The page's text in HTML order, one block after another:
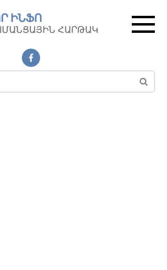
ԻՆՖՈ
ՀԱՐԹԱԿ